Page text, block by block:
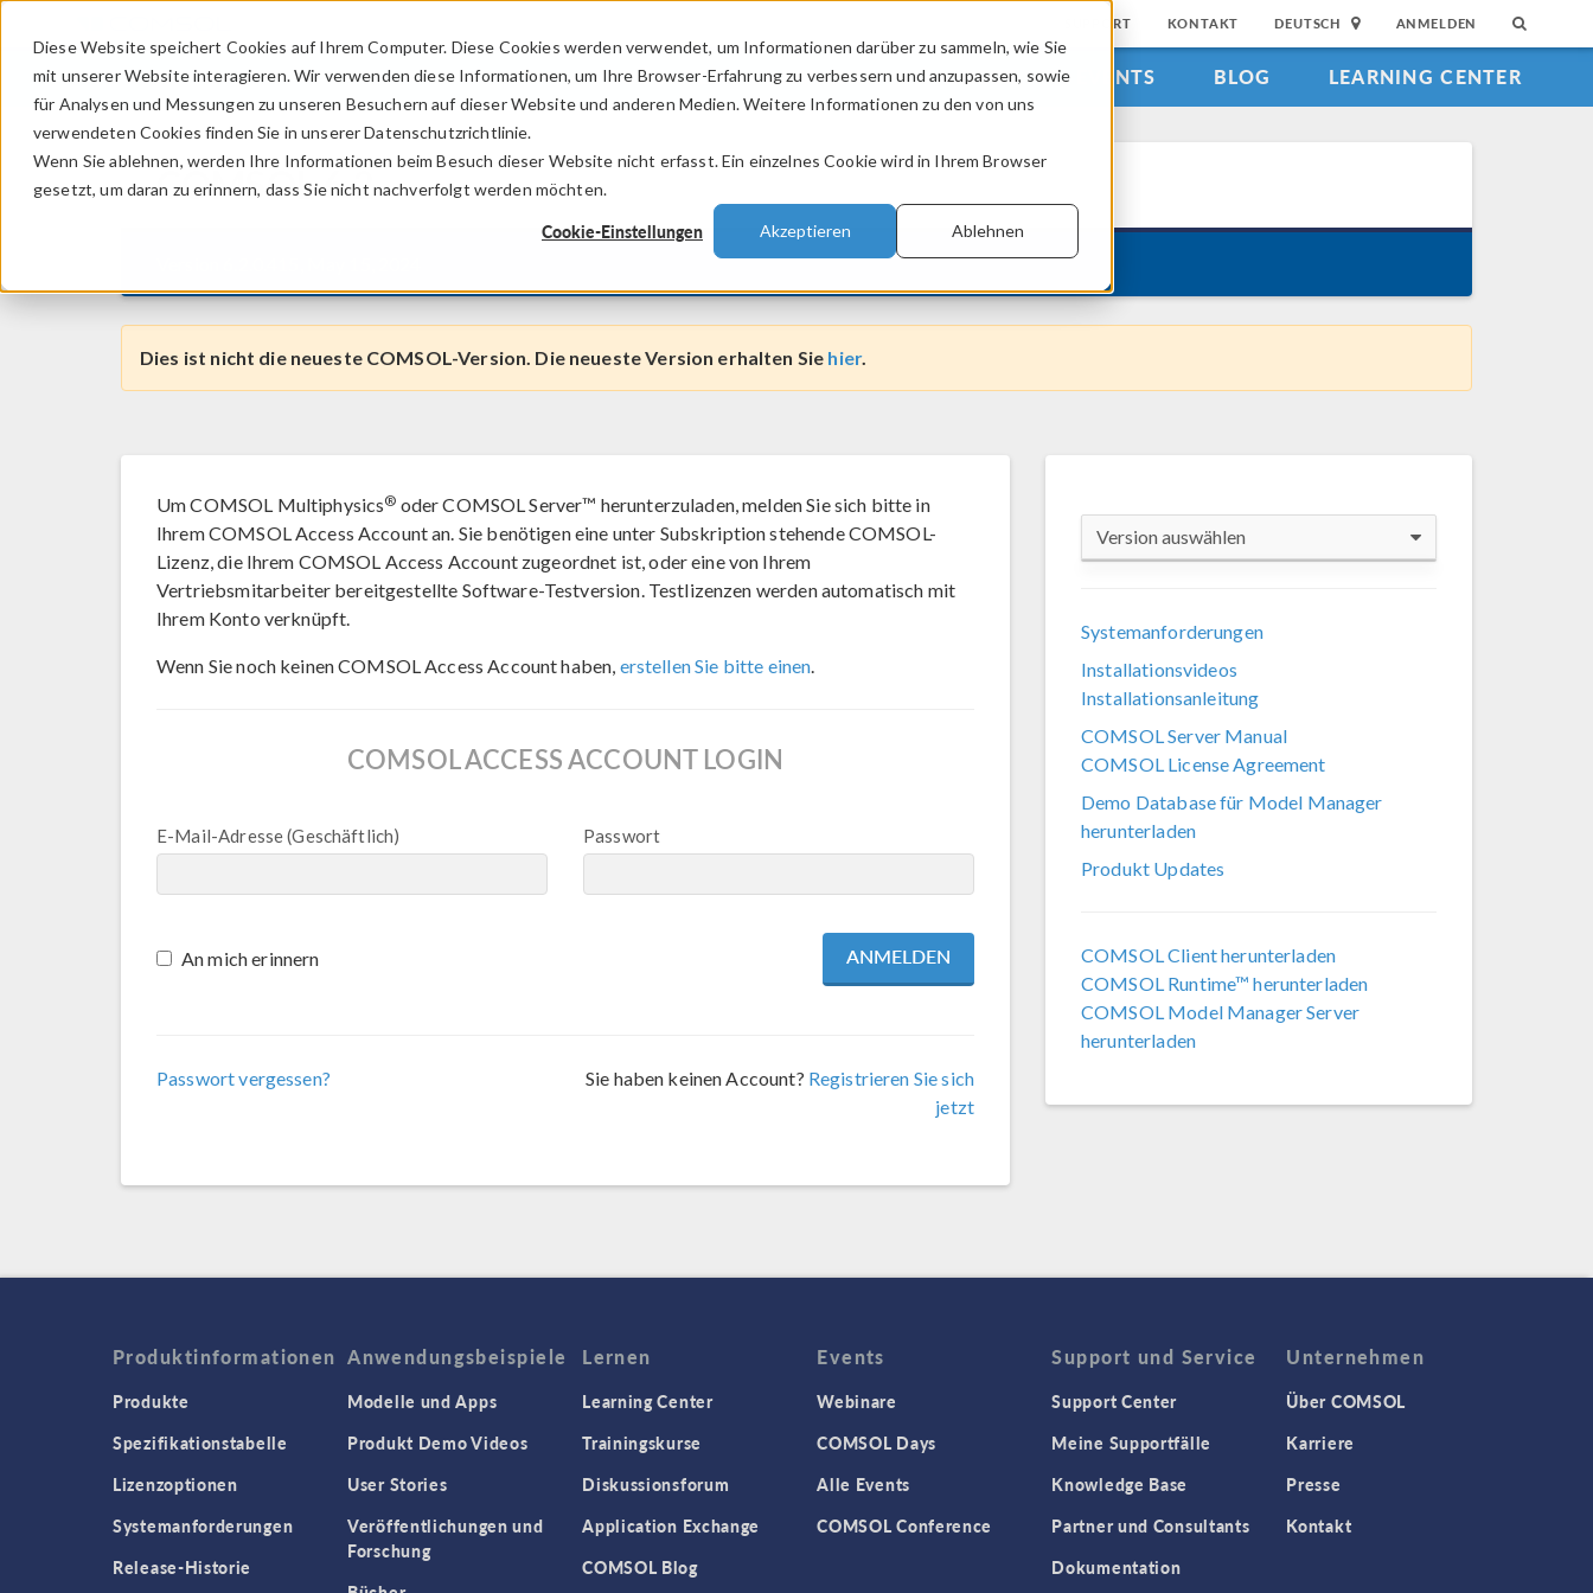
Diese Website speichert Cookies auf Ihrem Computer. Diese Cookies werden verwendet, um Informationen darüber zu sammeln, wie Sie
mit unserer Website interagieren. Wir verwenden diese Informationen, um Ihre Browser-Erfahrung zu verbessern und anzupassen, sowie
für Analysen und Messungen zu unseren Besuchern auf dieser Website und anderen Medien. Weitere Informationen zu den von uns
verwendeten Cookies finden Sie in unserer Datenschutzrichtlinie.
Wenn Sie ablehnen, werden Ihre Informationen beim Besuch dieser Website nicht erfasst. Ein einzelnes Cookie wird in Ihrem Browser
gesetzt, um daran zu erinnern, dass Sie nicht nachverfolgt werden möchten.
Cookie-Einstellungen Akzeptieren Ablehnen
SUPPORT KONTAKT DEUTSCH ANMELDEN
PRODUKTE BRANCHEN VIDEOS EVENTS BLOG LEARNING CENTER
COMSOL6.2
Dies ist nicht die neueste COMSOL-Version. Die neueste Version erhalten Sie hier.
Um COMSOL Multiphysics® oder COMSOL Server™ herunterzuladen, melden Sie sich bitte in
Ihrem COMSOL Access Account an. Sie benötigen eine unter Subskription stehende COMSOL-
Lizenz, die Ihrem COMSOL Access Account zugeordnet ist, oder eine von Ihrem
Vertriebsmitarbeiter bereitgestellte Software-Testversion. Testlizenzen werden automatisch mit
Ihrem Konto verknüpft.
Wenn Sie noch keinen COMSOL Access Account haben, erstellen Sie bitte einen.
COMSOL ACCESS ACCOUNT LOGIN
E-Mail-Adresse (Geschäftlich) Passwort
An mich erinnern
Passwort vergessen? Sie haben keinen Account? Registrieren Sie sich
jetzt
Version auswählen
COMSOL 6.3
COMSOL 6.2
COMSOL 6.1
COMSOL 6.0
COMSOL 5.6
COMSOL 5.5
COMSOL 5.3a
COMSOL 5.3
Systemanforderungen
Installationsvideos
Installationsanleitung
COMSOL Server Manual
COMSOL License Agreement
Demo Database für Model Manager
herunterladen
Produkt Updates
COMSOL Client herunterladen
COMSOL Runtime™ herunterladen
COMSOL Model Manager Server
herunterladen
Produktinformationen
Produkte
Spezifikationstabelle
Lizenzoptionen
Systemanforderungen
Release-Historie
Anwendungsbeispiele
Modelle und Apps
Produkt Demo Videos
User Stories
Veröffentlichungen und
Forschung
Lernen
Learning Center
Trainingskurse
Diskussionsforum
Application Exchange
COMSOL Blog
Events
Webinare
COMSOL Days
Alle Events
COMSOL Conference
Support und Service
Support Center
Meine Supportfälle
Knowledge Base
Partner und Consultants
Dokumentation
Unternehmen
Über COMSOL
Karriere
Presse
Kontakt